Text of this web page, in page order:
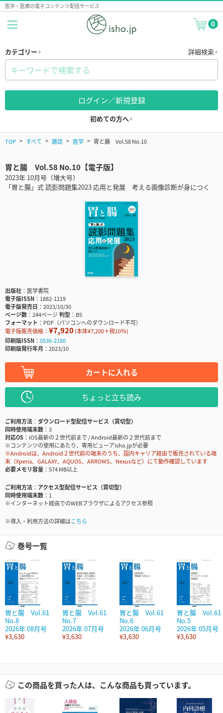
医学・医療の電子コンテンツ配信サービス
0
カテゴリー 詳細検索
ログイン／新規登録
初めての方へ
TOP すべて 雑誌 医学 胃と腸 Vol.58 No.10
胃と腸 Vol.58 No.10【電子版】
2023年 10月号（増大号）
「胃と腸」式 読影問題集2023 応用と発展 考える画像診断が身につく
出版社
医学書院
電子版ISSN
1882-1219
電子版発売日
2023/10/30
ページ数
244ページ判型
B5
フォーマット
PDF（パソコンへのダウンロード不可）
電子版販売価格： ¥7,920(本体¥7,200＋税10％)
印刷版ISSN
0536-2180
印刷版発行年月
2023/10
カートに入れる
ちょっと立ち読み
ご利用方法
ダウンロード型配信サービス（買切型）
同時使用端末数
3
対応OS
iOS最新の２世代前まで / Android最新の２世代前まで
※コンテンツの使用にあたり、専用ビューアisho.jpが必要
※Androidは、Android２世代前の端末のうち、国内キャリア経由で販売されている端
末（Xperia、GALAXY、AQUOS、ARROWS、Nexusなど）にて動作確認しています
必要メモリ容量
574 MB以上
ご利用方法
アクセス型配信サービス（買切型）
同時使用端末数
1
※インターネット経由でのWEBブラウザによるアクセス参照
※導入・利用方法の詳細はこちら
巻号一覧
胃と腸 Vol.61
No.8
2026年 08月号
¥3,630
胃と腸 Vol.61
No.7
2026年 07月号
¥3,630
胃と腸 Vol.61
No.6
2026年 06月号
¥3,630
胃と腸 Vol.61
No.5
2026年 05月号
¥3,630
この商品を買った人は、こんな商品も買っています。